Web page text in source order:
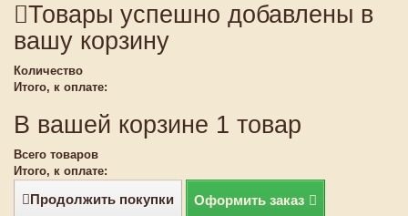
Товары успешно добавлены в
вашу корзину
Количество
Итого, к оплате:
В вашей корзине 1 товар
Всего товаров
Итого, к оплате:
Продолжить покупки Оформить заказ